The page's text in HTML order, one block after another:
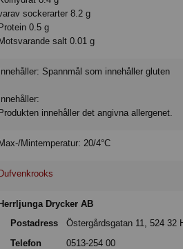
sockerarter 8.2 g
Protein 0.5 g
Motsvarande salt 0.01 g
Innehåller: Spannmål som innehåller gluten
Innehåller:
Produkten innehåller det angivna allergenet.
Max-/Mintemperatur: 20/4°C
Dufvenkrooks
Herrljunga Drycker AB
Postadress
Östergårdsgatan 11, 524 32
Telefon
0513-254 00